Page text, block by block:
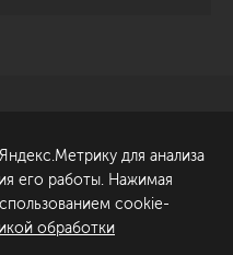
Обсудить проект
для анализа
его работы. Нажимая
cookie-
обработки